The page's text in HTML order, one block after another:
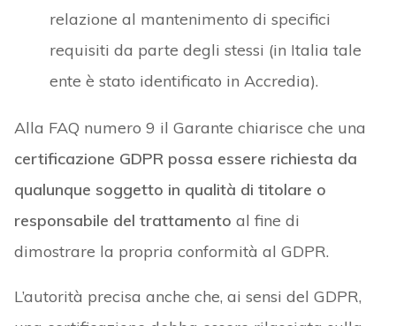
relazione al mantenimento di specifici
requisiti da parte degli stessi (in Italia tale
ente è stato identificato in Accredia).
Alla FAQ numero 9 il Garante chiarisce che una
certificazione GDPR possa essere richiesta da
qualunque soggetto in qualità di titolare o
responsabile del trattamento al fine di
dimostrare la propria conformità al GDPR.
L’autorità precisa anche che, ai sensi del GDPR,